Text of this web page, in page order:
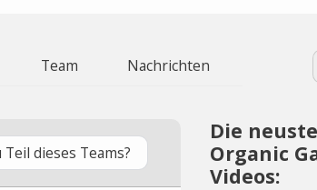
Team Nachrichten
Teil dieses Teams?
Die
Organic
Videos: